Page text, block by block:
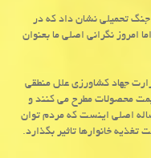
تحمیلی نشان داد که در
امروز نگرانی اصلی ما بعنوان
جهاد کشاورزی علل منطقی
محصولات مطرح می کنند و
اصلی اینست که مردم توان
خانوارها تاثیر بگذارد.